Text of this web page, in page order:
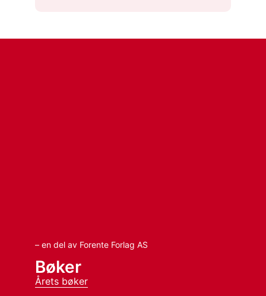
– en del av Forente Forlag AS
Bøker
Årets bøker